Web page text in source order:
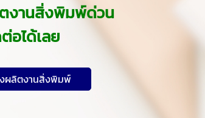
งานสิ่งพิมพ์ด่วน
อได้เลย
ผลิตงานสิ่งพิมพ์